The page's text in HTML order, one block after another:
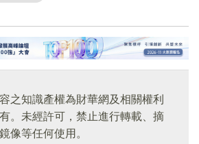
之知識產權為財華網及相關權利
。未經許可，禁止進行轉載、摘
像等任何使用。